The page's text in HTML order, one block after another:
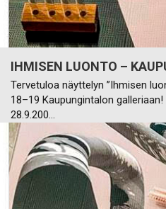
IHMISEN LUONTO –
Tervetuloa näyttelyn ”Ihmisen
18–19 Kaupungintalon
28.9.200…